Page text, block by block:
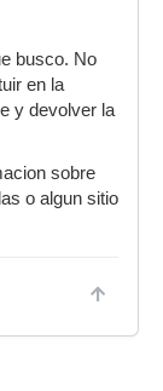
busco. No
en la
y devolver la
sobre
o algun sitio